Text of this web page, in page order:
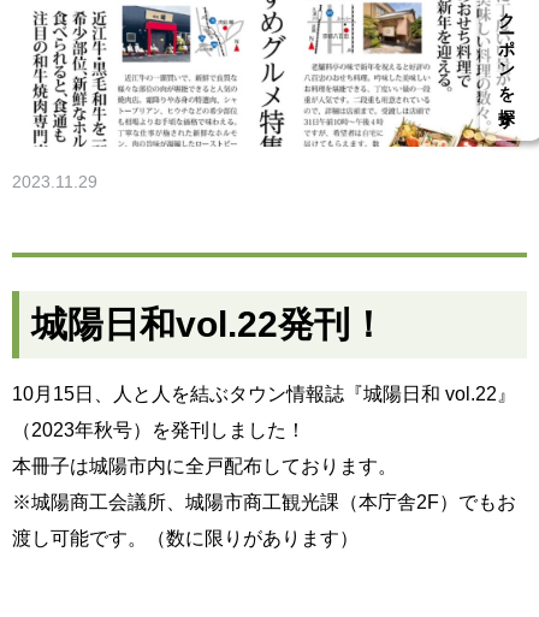
クーポンを探す
2023.11.29
城陽日和vol.22発刊！
10月15日、人と人を結ぶタウン情報誌『城陽日和 vol.22』
（2023年秋号）を発刊しました！
本冊子は城陽市内に全戸配布しております。
※城陽商工会議所、城陽市商工観光課（本庁舎2F）でもお
渡し可能です。（数に限りがあります）